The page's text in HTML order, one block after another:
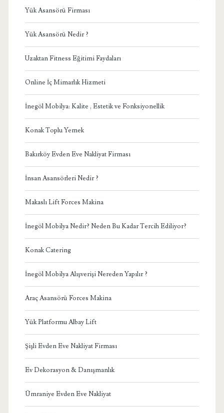
Yük Asansörü Firması
Yük Asansörü Nedir ?
Uzaktan Fitness Eğitimi Faydaları
Online İç Mimarlık Hizmeti
İnegöl Mobilya: Kalite , Estetik ve Fonksiyonellik
Konak Toplu Yemek
Bakırköy Evden Eve Nakliyat Firması
İnsan Asansörleri Nedir ?
Makaslı Lift Forces Makina
İnegöl Mobilya Nedir? Neden Bu Kadar Tercih Ediliyor?
Konak Catering
İnegöl Mobilya Alışverişi Nereden Yapılır ?
Araç Asansörü Forces Makina
Yük Platformu Albay Lift
Şişli Evden Eve Nakliyat Firması
Ev Dekorasyon & Danışmanlık
Ümraniye Evden Eve Nakliyat